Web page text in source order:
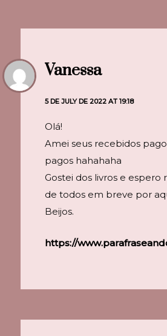
Vanessa
5 DE JULY DE 2022 AT 19:18
Olá!
Amei seus recebidos
pagos hahahaha
Gostei dos livros e espero
de todos em breve por
Beijos.
https://